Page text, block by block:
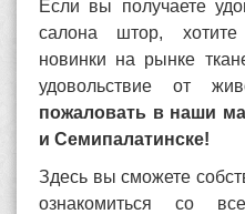
Если вы получаете
салона штор, хотите
новинки на рынке
удовольствие от
пожаловать в наши
и Семипалатинске!
Здесь вы сможете
ознакомиться со